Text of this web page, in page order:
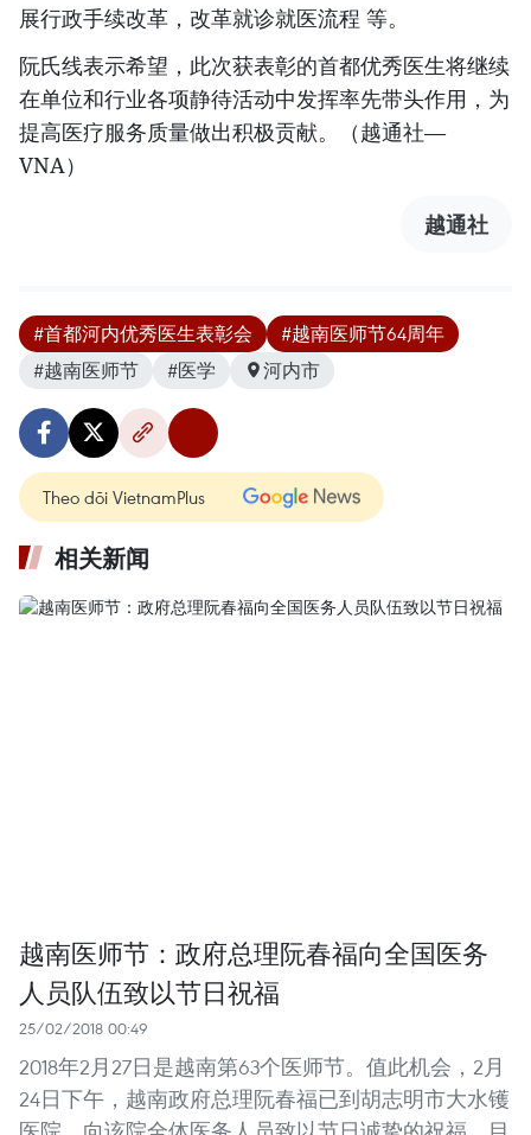
展行政手续改革，改革就诊就医流程 等。
阮氏线表示希望，此次获表彰的首都优秀医生将继续
在单位和行业各项静待活动中发挥率先带头作用，为
提高医疗服务质量做出积极贡献。（越通社—
VNA）
越通社
#首都河内优秀医生表彰会
#越南医师节64周年
#越南医师节
#医学 河内市
Theo dõi VietnamPlus
相关新闻
越南医师节：政府总理阮春福向全国医务
人员队伍致以节日祝福
25/02/2018 00:49
2018年2月27日是越南第63个医师节。值此机会，2月
24日下午，越南政府总理阮春福已到胡志明市大水镬